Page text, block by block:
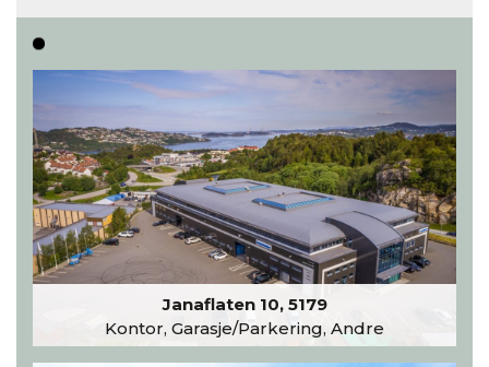
Les hele artikkelen
Janaflaten 10, 5179
Kontor, Garasje/Parkering, Andre